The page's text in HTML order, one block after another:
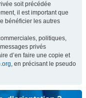
soit précédée
il est important que
bénéficier les autres
politiques,
privés
d’en faire une copie et
, en précisant le pseudo